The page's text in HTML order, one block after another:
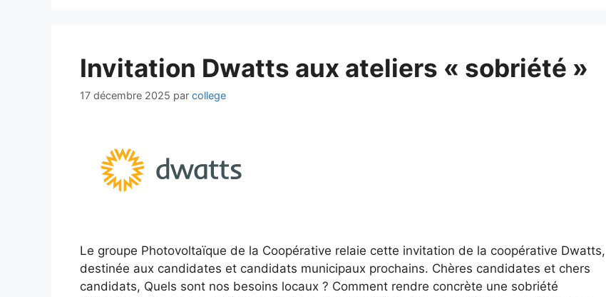
Invitation Dwatts aux ateliers « sobriété »
17 décembre 2025 par college
Le groupe Photovoltaïque de la Coopérative relaie cette invitation de la coopérative Dwatts,
destinée aux candidates et candidats municipaux prochains. Chères candidates et chers
candidats, Quels sont nos besoins locaux ? Comment rendre concrète une sobriété